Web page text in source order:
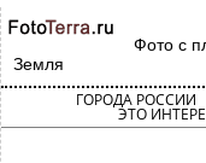
Фото с
Земля
ГОРОДА РОССИИ
ЭТО